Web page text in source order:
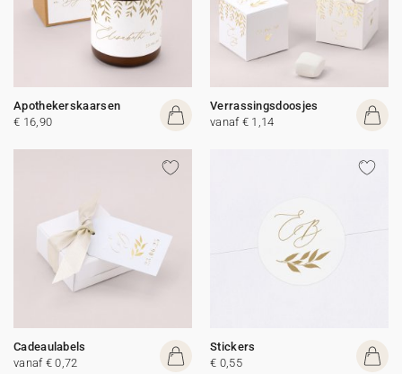
Apothekerskaarsen
€ 16,90
Verrassingsdoosjes
vanaf € 1,14
Cadeaulabels
vanaf € 0,72
Stickers
€ 0,55